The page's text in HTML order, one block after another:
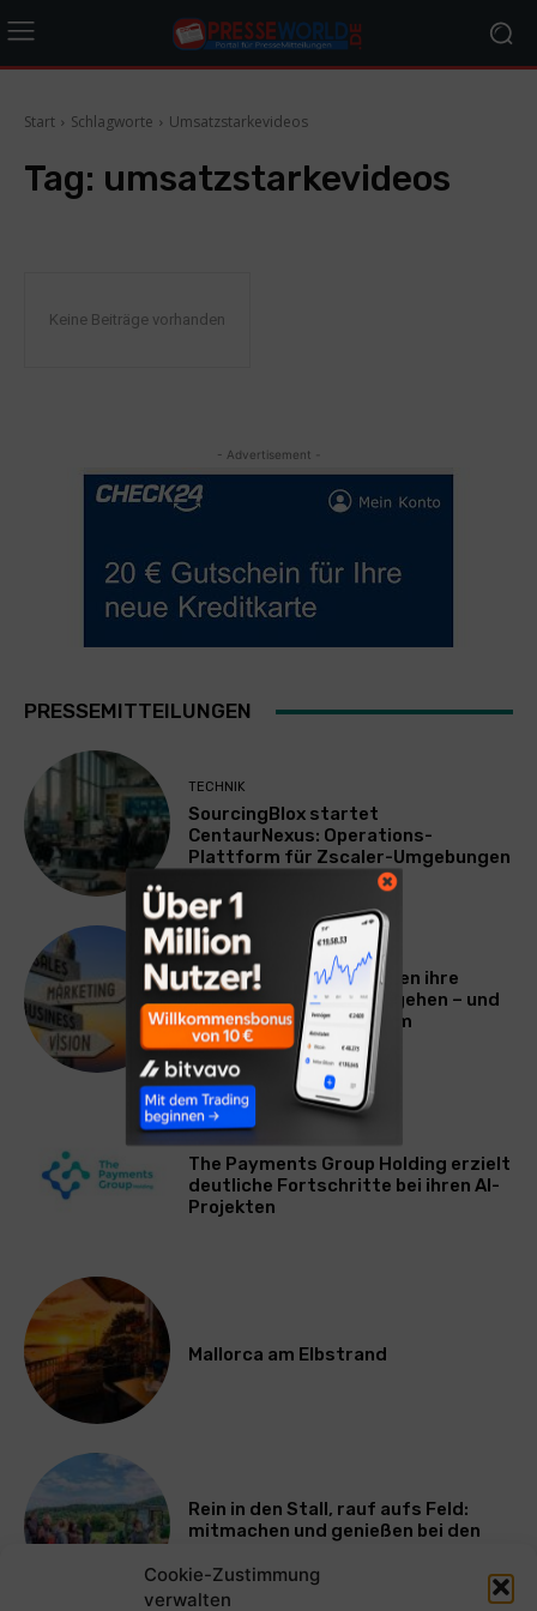
Cookie-Zustimmung
verwalten
Start Schlagworte Umsatzstarkevideos
Tag: umsatzstarkevideos
Keine Beiträge vorhanden
- Advertisement -
PRESSEMITTEILUNGEN
TECHNIK
SourcingBlox startet
CentaurNexus: Operations-
Plattform für Zscaler-Umgebungen
WERBUNG & MARKETING
Warum viele Unternehmen ihre
Vermarktung falsch angehen – und
warum das ihr Wachstum
ausbremst
WIRTSCHAFT
The Payments Group Holding erzielt
deutliche Fortschritte bei ihren AI-
Projekten
Mallorca am Elbstrand
Rein in den Stall, rauf aufs Feld:
mitmachen und genießen bei den